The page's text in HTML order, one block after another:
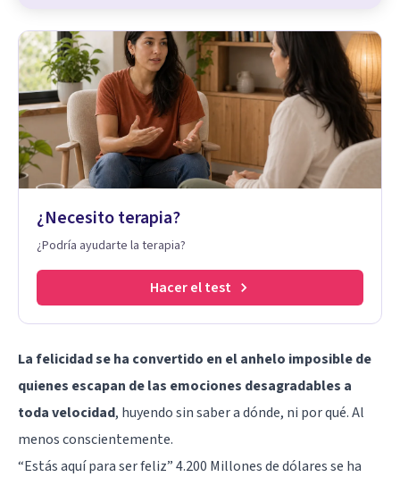
¿Necesito terapia?
¿Podría ayudarte la terapia?
Hacer el test
La felicidad se ha convertido en el anhelo imposible de
quienes escapan de las emociones desagradables a
toda velocidad, huyendo sin saber a dónde, ni por qué. Al
menos conscientemente.
“Estás aquí para ser feliz” 4.200 Millones de dólares se ha